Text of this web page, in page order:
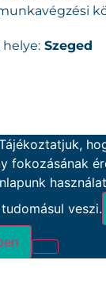
Szeged
fokozásának
veszi.